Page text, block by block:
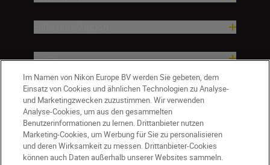
Firma
Im Namen von Nikon Europe BV werden Sie gebeten, dem
Einsatz von Cookies und ähnlichen Technologien zu Analyse-
und Marketingzwecken zuzustimmen. Wir verwenden
Analyse-Cookies, um aus den gesammelten
Benutzerinformationen zu lernen. Drittanbieter nutzen
Marketing-Cookies, um Werbung für Sie zu personalisieren
und deren Wirksamkeit zu messen. Drittanbieter-Cookies
können auch Daten außerhalb unserer Websites sammeln.